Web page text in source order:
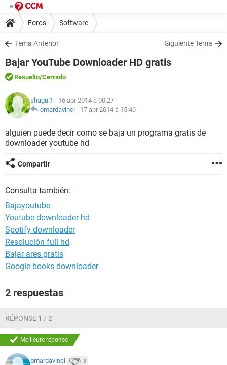
Foros Software
Tema Anterior Siguiente Tema
Bajar YouTube Downloader HD gratis
Resuelto/Cerrado
shagui1 - 16 abr 2014 à 00:27
omardavinci - 17 abr 2014 à 15:40
alguien puede decir como se baja un programa gratis de
downloader youtube hd
Compartir
Consulta también:
Bajayoutube
Youtube downloader hd
Spotify downloader
Resolución full hd
Bajar ares gratis
Google books downloader
2 respuestas
RÉPONSE 1 / 2
Meilleure réponse
omardavinci 3